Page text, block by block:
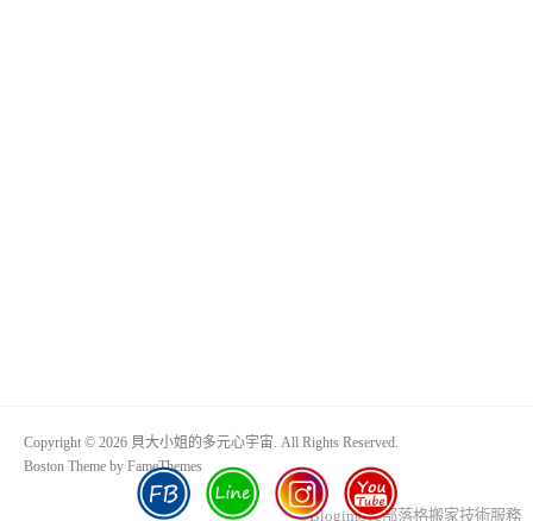
Copyright © 2026 貝大小姐的多元心宇宙. All Rights Reserved.
Boston Theme by FameThemes
Blogimove部落格搬家技術服務